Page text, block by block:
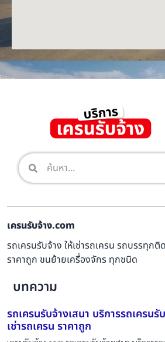
เครนรับจ้าง.com
รถเครนรับจ้าง ให้เช่ารถเครน รถบรรทุก
ราคาถูก ขนย้ายเครื่องจักร ทุกชนิด
บทความ
รถเครนรับจ้างเสนา บริการรถเครนรั
เช่ารถเครน ราคาถูก